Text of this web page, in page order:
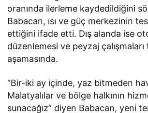
oranında ilerleme kaydedildiğini
Babacan, ısı ve güç merkezinin
ettiğini ifade etti. Dış alanda ise
düzenlemesi ve peyzaj
aşamasında.
“Bir-iki ay içinde, yaz bitmeden
Malatyalılar ve bölge halkının
sunacağız” diyen Babacan, yeni